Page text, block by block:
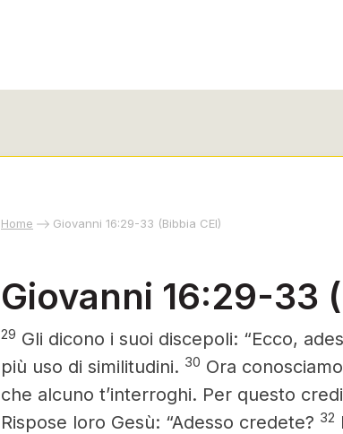
Home Giovanni 16:29-33 (Bibbia CEI)
Giovanni 16:29-33
29 Gli dicono i suoi discepoli: “Ecco,
più uso di similitudini. 30 Ora
che alcuno t’interroghi. Per questo
Rispose loro Gesù: “Adesso credete? 32